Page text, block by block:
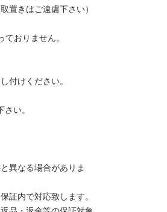
置きはご遠慮下さい）
おりません。
付けください。
い。
異なる場合がありま
証内で対応致します。